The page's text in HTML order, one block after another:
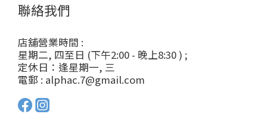
聯絡我們
店舖營業時間 :
星期二, 四至日 (下午2:00 - 晚上8:30 ) ;
定休日：逢星期一, 三
電郵 : alphac.7@gmail.com